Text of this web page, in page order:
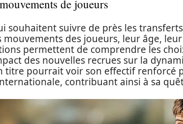
de joueurs
souhaitent suivre de près les
des joueurs, leur âge,
permettent de comprendre les
des nouvelles recrues sur la
titre pourrait voir son effectif renforcé
contribuant ainsi à sa